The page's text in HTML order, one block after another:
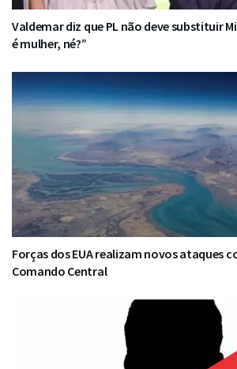
Valdemar diz que PL não deve substituir
é mulher, né?”
Forças dos EUA realizam novos ataques
Comando Central